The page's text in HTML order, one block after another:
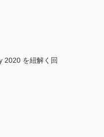
を紐解く回